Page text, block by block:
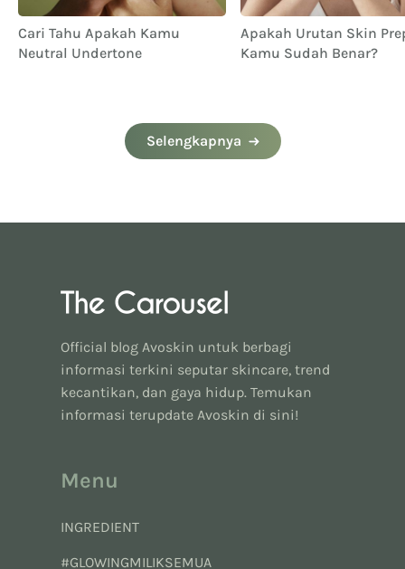
Cari Tahu Apakah Kamu
Neutral Undertone
Apakah Urutan Skin
Kamu Sudah Benar?
Selengkapnya
Official blog Avoskin untuk berbagi
informasi terkini seputar skincare, trend
kecantikan, dan gaya hidup. Temukan
informasi terupdate Avoskin di sini!
Menu
INGREDIENT
#GLOWINGMILIKSEMUA